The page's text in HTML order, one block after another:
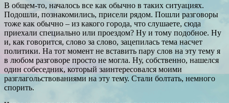
В общем-то, началось все как обычно в таких ситуациях.
Подошли, познакомились, присели рядом. Пошли разговоры
тоже как обычно – из какого города, что слушаете, сюда
приехали специально или проездом? Ну и тому подобное. Ну
и, как говорится, слово за слово, зацепилась тема насчет
политики. На тот момент не вставить пару слов на эту тему я
в любом разговоре просто не могла. Ну, собственно, нашелся
один собеседник, который заинтересовался моими
разглагольствованиями на эту тему. Стали болтать, немного
спорить.